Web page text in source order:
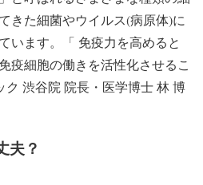
きた細菌やウイルス(病原体)に
います。「 免疫力を高めると
疫細胞の働きを活性化させるこ
ク 渋谷院 院長・医学博士 林 博
夫？